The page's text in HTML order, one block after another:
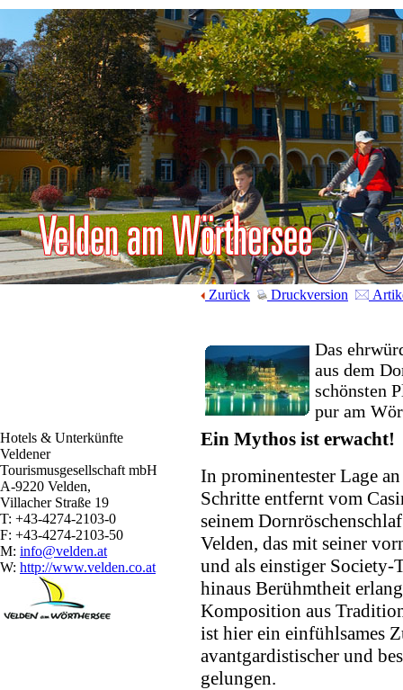
Hotels & Unterkünfte
Veldener
Tourismusgesellschaft mbH
A-9220 Velden,
Villacher Straße 19
T: +43-4274-2103-0
F: +43-4274-2103-50
M: info@velden.at
W: http://www.velden.co.at
Zurück Druckversion
Das
aus dem
schönsten
pur am
Ein Mythos ist erwacht!
In prominentester Lage
Schritte entfernt vom
seinem
Velden, das mit seiner
und als einstiger Society-
hinaus Berühmtheit
Komposition aus
ist hier ein einfühlsames
avantgardistischer und
gelungen.